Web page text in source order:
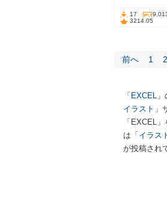
17
3214.05
前へ 1 2
「 EXCEL
イラスト 」
「EXCEL
は「 イラス
が投稿され